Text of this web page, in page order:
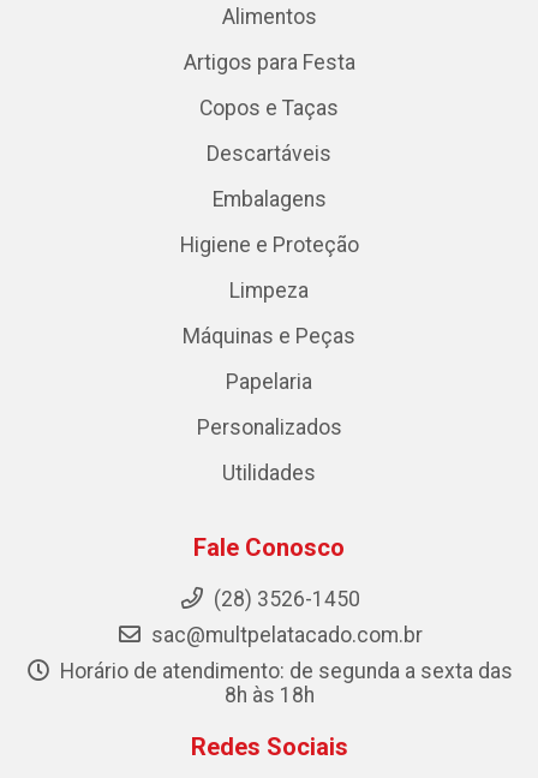
Alimentos
Artigos para Festa
Copos e Taças
Descartáveis
Embalagens
Higiene e Proteção
Limpeza
Máquinas e Peças
Papelaria
Personalizados
Utilidades
Fale Conosco
(28) 3526-1450
sac@multpelatacado.com.br
Horário de atendimento: de segunda a sexta das
8h às 18h
Redes Sociais